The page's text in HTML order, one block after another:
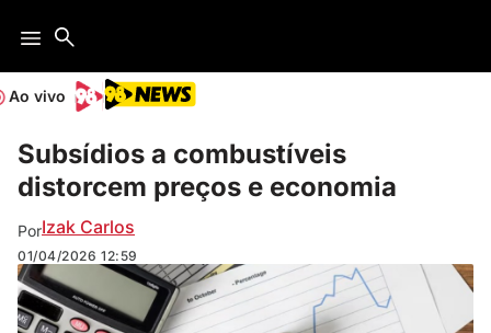
Ao vivo
Subsídios a combustíveis
distorcem preços e economia
PorIzak Carlos
01/04/2026 12:59